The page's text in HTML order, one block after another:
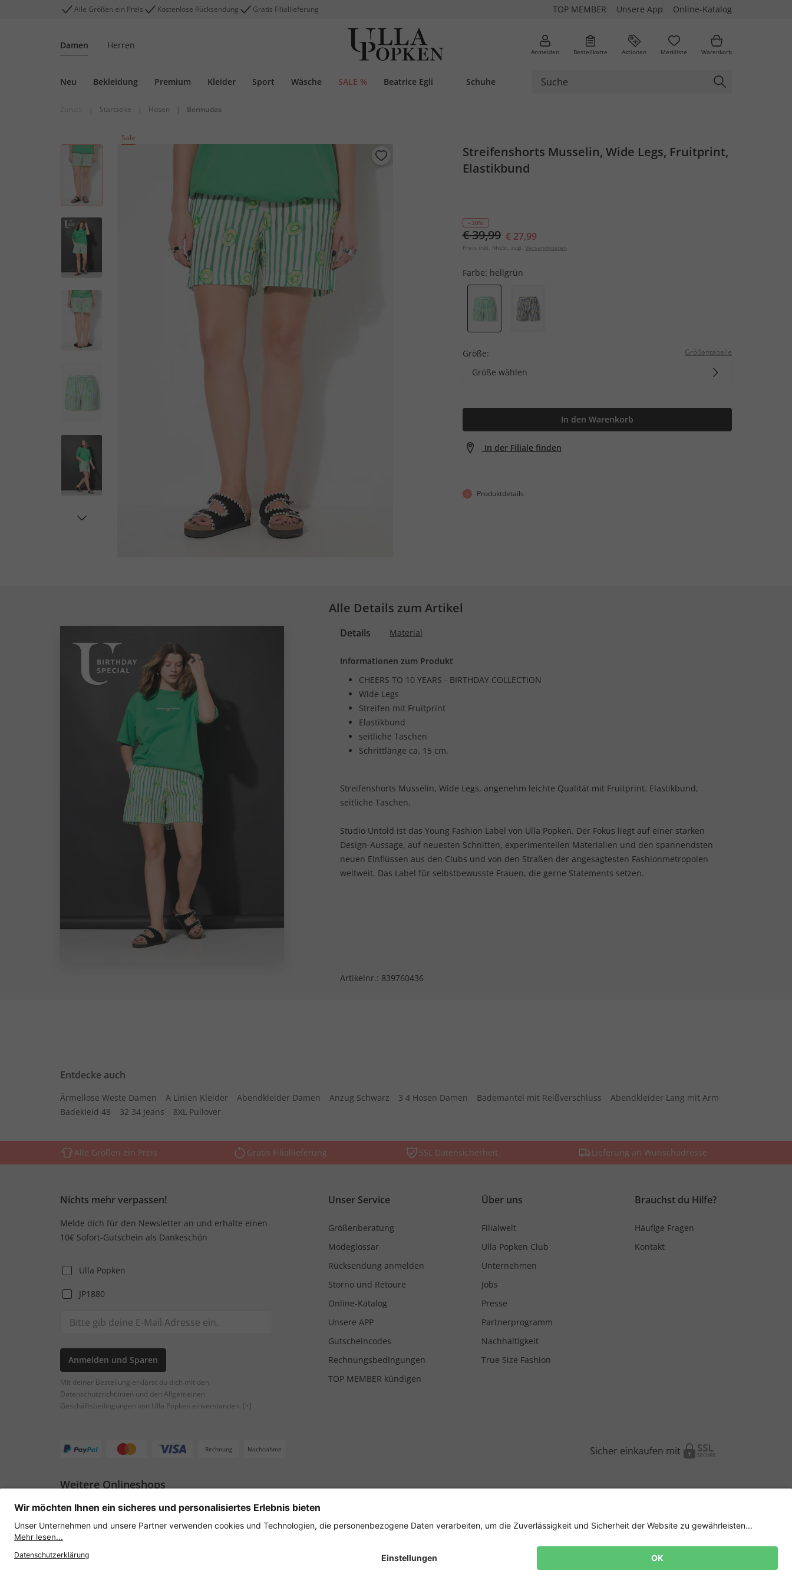
Alle Größen ein Preis Kostenlose Rücksendung Gratis Filiallieferung TOP MEMBER Unsere App Online-Katalog
Damen Herren
Anmelden Bestellkarte Aktionen Merkliste Warenkorb
Neu Bekleidung Premium Kleider Sport Wäsche SALE % Beatrice Egli Schuhe
| Startseite | Hosen | Bermudas
Sale
Streifenshorts Musselin, Wide Legs, Fruitprint,
Elastikbund
- 30%
€ 39,99 € 27,99
Preis inkl. MwSt. zzgl. Versandkosten
Farbe: hellgrün
Größe: Größentabelle
Größe wählen
In den Warenkorb
In der Filiale finden
Produktdetails
Alle Details zum Artikel
Details Material
Informationen zum Produkt
CHEERS TO 10 YEARS - BIRTHDAY COLLECTION
Wide Legs
Streifen mit Fruitprint
Elastikbund
seitliche Taschen
Schrittlänge ca. 15 cm.
Streifenshorts Musselin, Wide Legs, angenehm leichte Qualität mit Fruitprint. Elastikbund,
seitliche Taschen.
Studio Untold ist das Young Fashion Label von Ulla Popken. Der Fokus liegt auf einer starken
Design-Aussage, auf neuesten Schnitten, experimentellen Materialien und den spannendsten
neuen Einflüssen aus den Clubs und von den Straßen der angesagtesten Fashionmetropolen
weltweit. Das Label für selbstbewusste Frauen, die gerne Statements setzen.
Artikelnr.: 839760436
Entdecke auch
Ärmellose Weste Damen A Linien Kleider Abendkleider Damen Anzug Schwarz 3 4 Hosen Damen Bademantel mit Reißverschluss
Abendkleider Lang mit Arm
Badekleid 48
32 34 Jeans 8XL Pullover
Alle Größen ein Preis Gratis Filiallieferung SSL Datensicherheit Lieferung an Wunschadresse
Nichts mehr verpassen!
Melde dich für den Newsletter an und erhalte einen
10€ Sofort-Gutschein als Dankeschön
Ulla Popken
JP1880
Anmelden und Sparen
Mit deiner Bestellung erklärst du dich mit den
Datenschutzrichtlinien und den Allgemeinen
Geschäftsbedingungen von Ulla Popken einverstanden. [+]
Unser Service
Größenberatung
Modeglossar
Rücksendung anmelden
Storno und Retoure
Online-Katalog
Unsere APP
Gutscheincodes
Rechnungsbedingungen
TOP MEMBER kündigen
Über uns
Filialwelt
Ulla Popken Club
Unternehmen
Jobs
Presse
Partnerprogramm
Nachhaltigkeit
True Size Fashion
Brauchst du Hilfe?
Häufige Fragen
Kontakt
Rechnung Nachnahme Sicher einkaufen mit
Weitere Onlineshops
Österreich